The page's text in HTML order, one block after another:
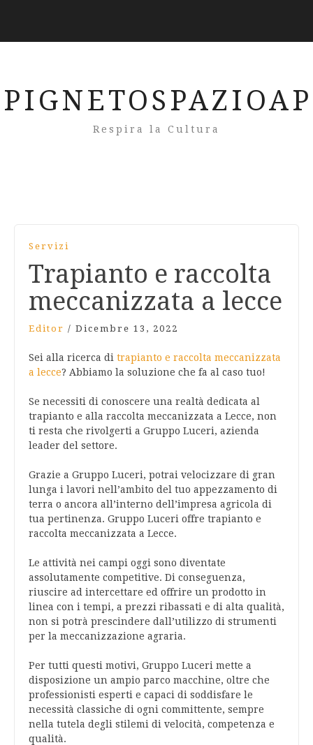
Respira la Cultura
Servizi
Trapianto e raccolta
meccanizzata a lecce
Editor / Dicembre 13, 2022
Sei alla ricerca di trapianto e raccolta meccanizzata
a lecce? Abbiamo la soluzione che fa al caso tuo!
Se necessiti di conoscere una realtà dedicata al
trapianto e alla raccolta meccanizzata a Lecce, non
ti resta che rivolgerti a Gruppo Luceri, azienda
leader del settore.
Grazie a Gruppo Luceri, potrai velocizzare di gran
lunga i lavori nell’ambito del tuo appezzamento di
terra o ancora all’interno dell’impresa agricola di
tua pertinenza. Gruppo Luceri offre trapianto e
raccolta meccanizzata a Lecce.
Le attività nei campi oggi sono diventate
assolutamente competitive. Di conseguenza,
riuscire ad intercettare ed offrire un prodotto in
linea con i tempi, a prezzi ribassati e di alta qualità,
non si potrà prescindere dall’utilizzo di strumenti
per la meccanizzazione agraria.
Per tutti questi motivi, Gruppo Luceri mette a
disposizione un ampio parco macchine, oltre che
professionisti esperti e capaci di soddisfare le
necessità classiche di ogni committente, sempre
nella tutela degli stilemi di velocità, competenza e
qualità.